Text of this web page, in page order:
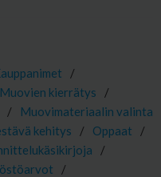
/
Muovien kierrätys
/
/
Muovimateriaalin valinta
kehitys / Oppaat
/
/
/